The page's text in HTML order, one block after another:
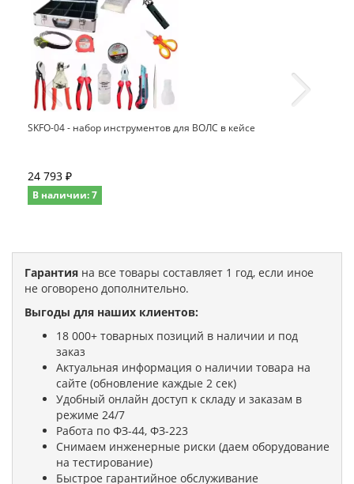
SKFO-04 - набор инструментов для ВОЛС в кейсе
24 793 ₽
В наличии: 7
Гарантия на все товары составляет 1 год, если иное
не оговорено дополнительно.
Выгоды для наших клиентов:
18 000+ товарных позиций в наличии и под
заказ
Актуальная информация о наличии товара на
сайте (обновление каждые 2 сек)
Удобный онлайн доступ к складу и заказам в
режиме 24/7
Работа по ФЗ-44, ФЗ-223
Снимаем инженерные риски (даем оборудование
на тестирование)
Быстрое гарантийное обслуживание